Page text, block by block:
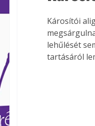
Laptapir kényelmes
mert: – t
Károsítói
lehűlését
tartásáról